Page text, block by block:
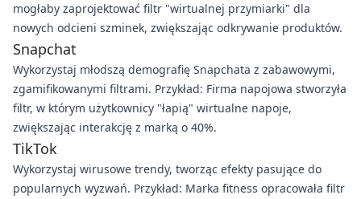
mogłaby zaprojektować filtr "wirtualnej przymiarki" dla
nowych odcieni szminek, zwiększając odkrywanie produktów.
Snapchat
Wykorzystaj młodszą demografię Snapchata z zabawowymi,
zgamifikowanymi filtrami. Przykład: Firma napojowa stworzyła
filtr, w którym użytkownicy "łapią" wirtualne napoje,
zwiększając interakcję z marką o 40%.
TikTok
Wykorzystaj wirusowe trendy, tworząc efekty pasujące do
popularnych wyzwań. Przykład: Marka fitness opracowała filtr